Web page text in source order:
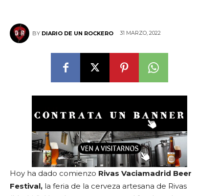
BY DIARIO DE UN ROCKERO 31 MARZO, 2022
Hoy ha dado comienzo Rivas Vaciamadrid Beer
Festival, la feria de la cerveza artesana de Rivas